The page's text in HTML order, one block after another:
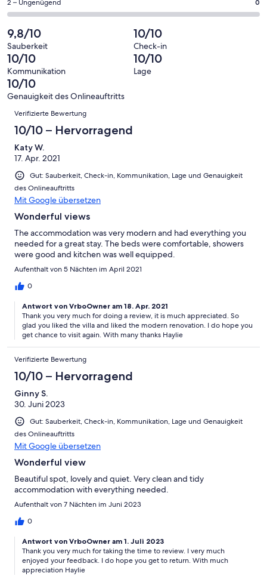
Bewertung
von
10
-
Hervorragend
haben
Bewertung
von
8
-
Gut
11
Gästebewertungen
haben
eine
Bewertung
von
6
-
Okay
insgesamt
Gästebewertungen
haben
eine
Bewertung
von
4
0
von
insgesamt
11
Gästebewertungen
haben
eine
Bewertung
2 – Ungenügend 0
9,8/10
Sauberkeit
10/10
Check-in
10/10
Kommunikation
10/10
Lage
10/10
Genauigkeit des Onlineauftritts
Bewertungen
Verifizierte Bewertung
10/10 – Hervorragend
Katy W.
17. Apr. 2021
Gut: Sauberkeit, Check-in, Kommunikation, Lage und Genauigkeit
des Onlineauftritts
Mit Google übersetzen
Wonderful views
The accommodation was very modern and had everything you
needed for a great stay. The beds were comfortable, showers
were good and kitchen was well equipped.
Aufenthalt von 5 Nächten im April 2021
0
Antwort von VrboOwner am 18. Apr. 2021
Thank you very much for doing a review, it is much appreciated. So
glad you liked the villa and liked the modern renovation. I do hope you
get chance to visit again. With many thanks Haylie
Verifizierte Bewertung
10/10 – Hervorragend
Ginny S.
30. Juni 2023
Gut: Sauberkeit, Check-in, Kommunikation, Lage und Genauigkeit
des Onlineauftritts
Mit Google übersetzen
Wonderful view
Beautiful spot, lovely and quiet. Very clean and tidy
accommodation with everything needed.
Aufenthalt von 7 Nächten im Juni 2023
0
Antwort von VrboOwner am 1. Juli 2023
Thank you very much for taking the time to review. I very much
enjoyed your feedback. I do hope you get to return. With much
appreciation Haylie